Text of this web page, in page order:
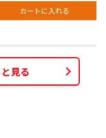
カートに入れる
見る